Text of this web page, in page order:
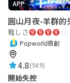
APP
難しさ
Popworld原創
4.8(569)
開始失控